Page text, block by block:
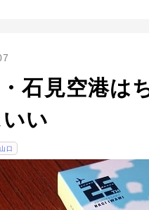
石見空港は
い
山口